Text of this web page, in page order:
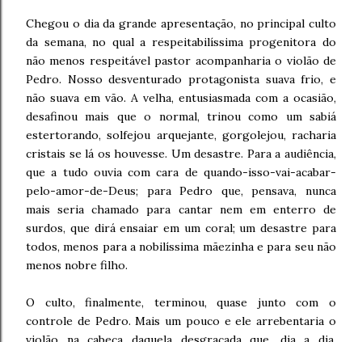
Chegou o dia da grande apresentação, no principal culto
da semana, no qual a respeitabilíssima progenitora do
não menos respeitável pastor acompanharia o violão de
Pedro. Nosso desventurado protagonista suava frio, e
não suava em vão. A velha, entusiasmada com a ocasião,
desafinou mais que o normal, trinou como um sabiá
estertorando, solfejou arquejante, gorgolejou, racharia
cristais se lá os houvesse. Um desastre. Para a audiência,
que a tudo ouvia com cara de quando-isso-vai-acabar-
pelo-amor-de-Deus; para Pedro que, pensava, nunca
mais seria chamado para cantar nem em enterro de
surdos, que dirá ensaiar em um coral; um desastre para
todos, menos para a nobilíssima mãezinha e para seu não
menos nobre filho.
O culto, finalmente, terminou, quase junto com o
controle de Pedro. Mais um pouco e ele arrebentaria o